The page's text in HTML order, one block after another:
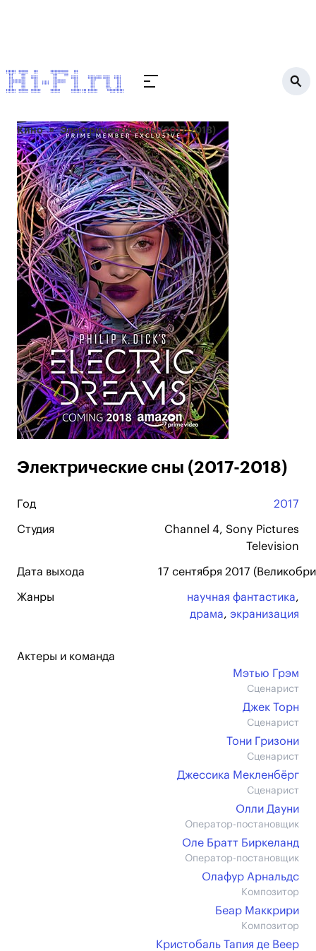
Кино Электрические сны (2017-2018)
Электрические сны (2017-2018)
Год 2017
Студия
Channel 4, Sony Pictures
Television
Дата выхода 17 сентября 2017
Жанры научная фантастика,
драма, экранизация
Актеры и команда
Мэтью Грэм
Сценарист
Джек Торн
Сценарист
Тони Гризони
Сценарист
Джессика Мекленбёрг
Сценарист
Олли Дауни
Оператор-постановщик
Оле Братт Биркеланд
Оператор-постановщик
Олафур Арнальдс
Композитор
Беар Маккрири
Композитор
Кристобаль Тапия де Веер